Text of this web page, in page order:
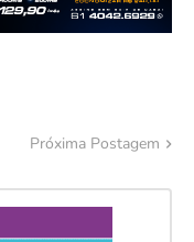
Próxima Postagem